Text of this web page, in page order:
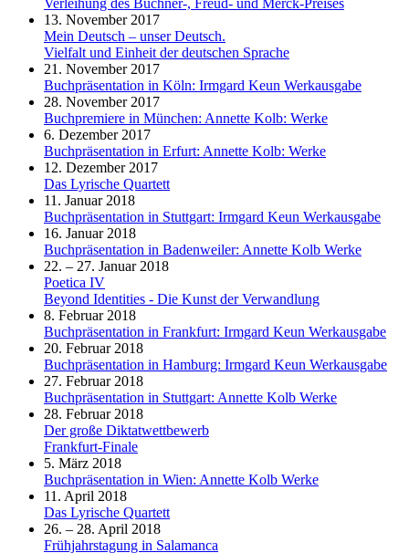
13. November 2017
Mein Deutsch – unser Deutsch.
Vielfalt und Einheit der deutschen Sprache
21. November 2017
Buchpräsentation in Köln: Irmgard Keun Werkausgabe
28. November 2017
Buchpremiere in München: Annette Kolb: Werke
6. Dezember 2017
Buchpräsentation in Erfurt: Annette Kolb: Werke
12. Dezember 2017
Das Lyrische Quartett
11. Januar 2018
Buchpräsentation in Stuttgart: Irmgard Keun Werkausgabe
16. Januar 2018
Buchpräsentation in Badenweiler: Annette Kolb Werke
22. – 27. Januar 2018
Poetica IV
Beyond Identities - Die Kunst der Verwandlung
8. Februar 2018
Buchpräsentation in Frankfurt: Irmgard Keun Werkausgabe
20. Februar 2018
Buchpräsentation in Hamburg: Irmgard Keun Werkausgabe
27. Februar 2018
Buchpräsentation in Stuttgart: Annette Kolb Werke
28. Februar 2018
Der große Diktatwettbewerb
Frankfurt-Finale
5. März 2018
Buchpräsentation in Wien: Annette Kolb Werke
11. April 2018
Das Lyrische Quartett
26. – 28. April 2018
Frühjahrstagung in Salamanca